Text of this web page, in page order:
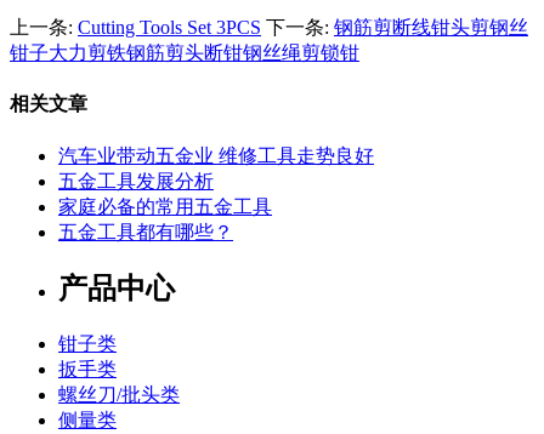
上一条: Cutting Tools Set 3PCS 下一条: 钢筋剪断线钳头剪钢丝
钳子大力剪铁钢筋剪头断钳钢丝绳剪锁钳
相关文章
汽车业带动五金业 维修工具走势良好
五金工具发展分析
家庭必备的常用五金工具
五金工具都有哪些？
产品中心
钳子类
扳手类
螺丝刀/批头类
侧量类